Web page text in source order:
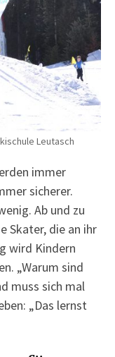
Leutasch
immer
sicherer.
Ab und zu
Skater, die an ihr
wird Kindern
„Warum sind
muss sich mal
„Das lernst